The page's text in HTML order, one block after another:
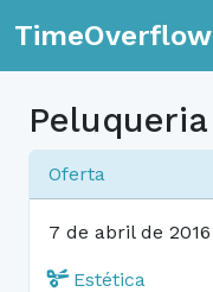
TimeOverflow
Peluqueria
Oferta
7 de abril de 2016
Estética